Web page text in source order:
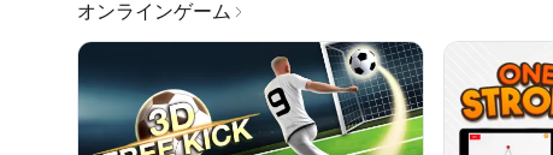
オンラインゲーム